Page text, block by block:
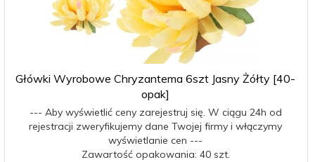
Główki Wyrobowe Chryzantema 6szt Jasny Żółty [40-
opak]
--- Aby wyświetlić ceny zarejestruj się. W ciągu 24h od
rejestracji zweryfikujemy dane Twojej firmy i włączymy
wyświetlanie cen ---
Zawartość opakowania: 40 szt.